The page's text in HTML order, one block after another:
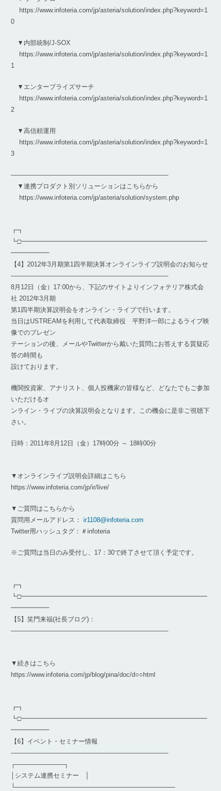
https://www.infoteria.com/jp/asteria/solution/index.php?keyword=1
0
▼内部統制/J-SOX
https://www.infoteria.com/jp/asteria/solution/index.php?keyword=1
1
▼エンタープライズサーチ
https://www.infoteria.com/jp/asteria/solution/index.php?keyword=1
2
▼高信頼運用
https://www.infoteria.com/jp/asteria/solution/index.php?keyword=1
3
————————————————————————–
▼連携プロダクト別ソリューションはこちらから
https://www.infoteria.com/jp/asteria/solution/system.php
┏┓
┗□━━━━━━━━━━━━━━━━━━━━━━━━━━━━━
━━━━━━
【4】2012年3月期第1四半期決算オンラインライブ説明会のお知らせ
————————————————————————–
8月12日（金）17:00から、下記のサイトよりインフォテリア株式会
社 2012年3月期
第1四半期決算説明会をオンライン・ライブで行います。
当日はUSTREAMを利用して代表取締役 平野洋一郎によるライブ映
像でのプレゼン
テーションの後、メールやTwitterから戴いた質問にお答えする質疑応
答の時間も
設けております。
機関投資家、アナリスト、個人投機家の皆様など、どなたでもご参加
いただけるオ
ンライン・ライブの決算説明会となります。この機会に是非ご視聴下
さい。
日時：2011年8月12日（金）17時00分 ～ 18時00分
▼オンラインライブ説明会詳細はこちら
https://www.infoteria.com/jp/ir/live/
▼ご質問はこちらから
質問用メールアドレス：ir1108@infoteria.com
Twitter用ハッシュタグ：＃infoteria
※ご質問は当日のみ受付し、17：30で終了させて頂く予定です。
┏┓
┗□━━━━━━━━━━━━━━━━━━━━━━━━━━━━━
━━━━━━
【5】笑門来福(社長ブログ)：
————————————————————————–
▼続きはこちら
https://www.infoteria.com/jp/blog/pina/doc/d○○html
┏┓
┗□━━━━━━━━━━━━━━━━━━━━━━━━━━━━━
━━━━━━
【6】イベント・セミナー情報
————————————————————————–
┌───────────┐
│システム連携セミナー │
└────────────────────────────────────